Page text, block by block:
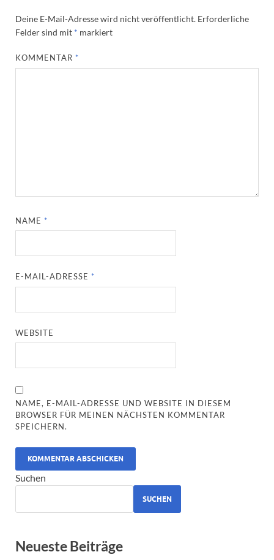
Deine E-Mail-Adresse wird nicht veröffentlicht. Erforderliche
Felder sind mit * markiert
KOMMENTAR *
NAME *
E-MAIL-ADRESSE *
WEBSITE
NAME, E-MAIL-ADRESSE UND WEBSITE IN DIESEM
BROWSER FÜR MEINEN NÄCHSTEN KOMMENTAR
SPEICHERN.
ALTERNATIVE:
Suchen
SUCHEN
Neueste Beiträge